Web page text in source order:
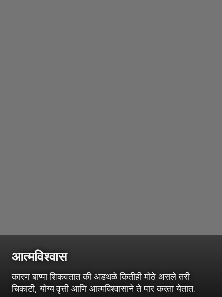
आत्मविश्वास
कारण बाप्पा शिकवतात की अडथळे कितीही मोठे असले तरी
चिकाटी, योग्य वृत्ती आणि आत्मविश्वासाने ते पार करता येतात.